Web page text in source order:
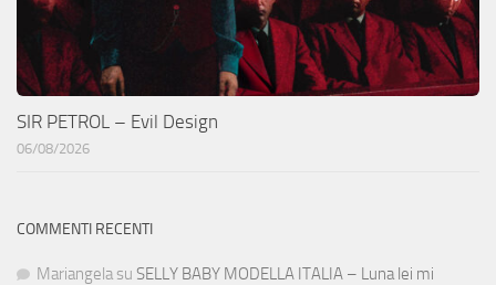
SIR PETROL – Evil Design
06/08/2026
COMMENTI RECENTI
Mariangela su SELLY BABY MODELLA ITALIA – Luna lei mi